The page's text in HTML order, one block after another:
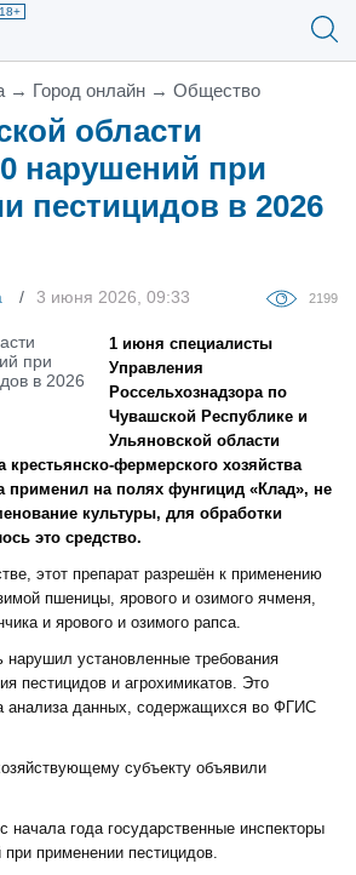
18+
→ Город онлайн → Общество
области
нарушений при
пестицидов в 2026
3 июня 2026, 09:33 2199
1 июня специалисты
Управления
Россельхознадзора по
Чувашской Республике и
Ульяновской области
крестьянско-фермерского хозяйства
применил на полях фунгицид «Клад», не
культуры, для обработки
это средство.
этот препарат разрешён к применению
пшеницы, ярового и озимого ячменя,
и ярового и озимого рапса.
нарушил установленные требования
пестицидов и агрохимикатов. Это
анализа данных, содержащихся во ФГИС
субъекту объявили
года государственные инспекторы
применении пестицидов.